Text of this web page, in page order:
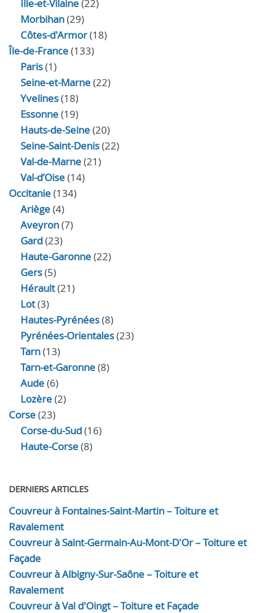
Ille-et-Vilaine(22)
Morbihan(29)
Côtes-d'Armor(18)
Île-de-France(133)
Paris(1)
Seine-et-Marne(22)
Yvelines(18)
Essonne(19)
Hauts-de-Seine(20)
Seine-Saint-Denis(22)
Val-de-Marne(21)
Val-d’Oise(14)
Occitanie(134)
Ariège(4)
Aveyron(7)
Gard(23)
Haute-Garonne(22)
Gers(5)
Hérault(21)
Lot(3)
Hautes-Pyrénées(8)
Pyrénées-Orientales(23)
Tarn(13)
Tarn-et-Garonne(8)
Aude(6)
Lozère(2)
Corse(23)
Corse-du-Sud(16)
Haute-Corse(8)
DERNIERS ARTICLES
Couvreur à Fontaines-Saint-Martin – Toiture et
Ravalement
Couvreur à Saint-Germain-Au-Mont-D'Or – Toiture et
Façade
Couvreur à Albigny-Sur-Saône – Toiture et
Ravalement
Couvreur à Val d'Oingt – Toiture et Façade